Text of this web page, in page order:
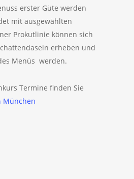
erster Güte werden
mit ausgewählten
Prokutlinie können sich
erheben und
Menüs werden.
Termine finden Sie
München